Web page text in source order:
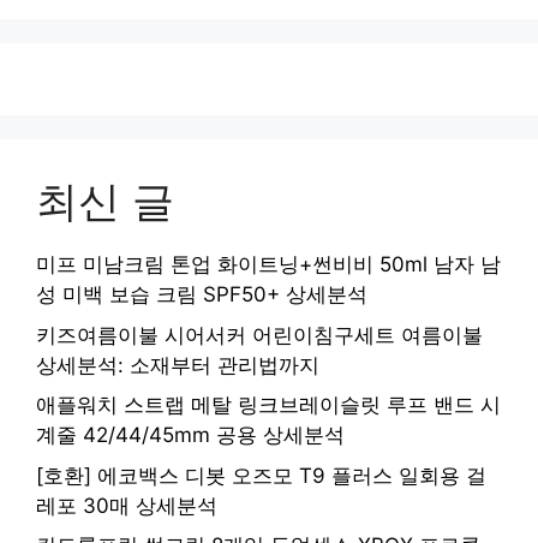
최신 글
미프 미남크림 톤업 화이트닝+썬비비 50ml 남자 남
성 미백 보습 크림 SPF50+ 상세분석
키즈여름이불 시어서커 어린이침구세트 여름이불
상세분석: 소재부터 관리법까지
애플워치 스트랩 메탈 링크브레이슬릿 루프 밴드 시
계줄 42/44/45mm 공용 상세분석
[호환] 에코백스 디봇 오즈모 T9 플러스 일회용 걸
레포 30매 상세분석